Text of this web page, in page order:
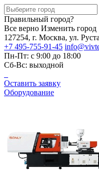
Правильный город?
Все верно Изменить город
127254, г. Москва, ул.
+7 495-755-91-45
Пн-Пт: с 9:00 до 18:00
Сб-Вс: выходной
Оставить заявку
Оборудование